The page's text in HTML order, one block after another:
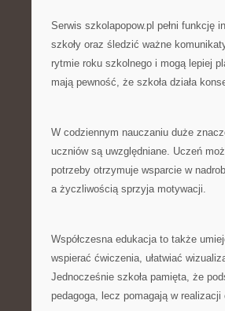
Serwis szkolapopow.pl pełni funkcję
szkoły oraz śledzić ważne
rytmie roku szkolnego i mogą lepiej
mają pewność, że szkoła działa
W codziennym nauczaniu duże
uczniów są uwzględniane. Uczeń
potrzeby otrzymuje wsparcie w
a życzliwością sprzyja motywacji.
Współczesna edukacja to także
wspierać ćwiczenia, ułatwiać
Jednocześnie szkoła pamięta, że
pedagoga, lecz pomagają w realizacji